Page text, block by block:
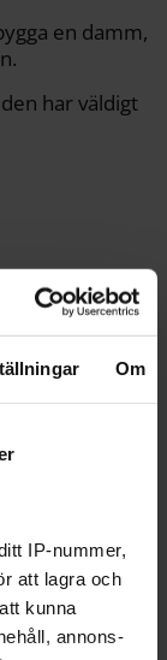
Om
IP-nummer,
att lagra och
kunna
annons-
en damm,
har väldigt
den ska göra
leker de inne
i Värtan